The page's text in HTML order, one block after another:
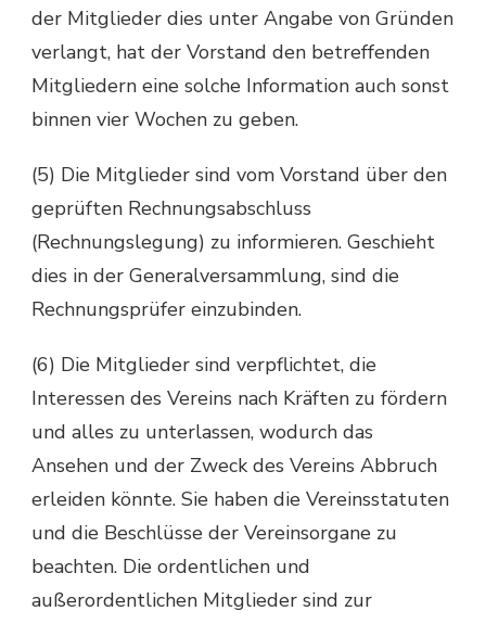
der Mitglieder dies unter Angabe von Gründen
verlangt, hat der Vorstand den betreffenden
Mitgliedern eine solche Information auch sonst
binnen vier Wochen zu geben.
(5) Die Mitglieder sind vom Vorstand über den
geprüften Rechnungsabschluss
(Rechnungslegung) zu informieren. Geschieht
dies in der Generalversammlung, sind die
Rechnungsprüfer einzubinden.
(6) Die Mitglieder sind verpflichtet, die
Interessen des Vereins nach Kräften zu fördern
und alles zu unterlassen, wodurch das
Ansehen und der Zweck des Vereins Abbruch
erleiden könnte. Sie haben die Vereinsstatuten
und die Beschlüsse der Vereinsorgane zu
beachten. Die ordentlichen und
außerordentlichen Mitglieder sind zur